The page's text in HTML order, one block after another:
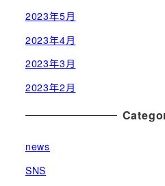
2023年5月
2023年4月
2023年3月
2023年2月
news
SNS